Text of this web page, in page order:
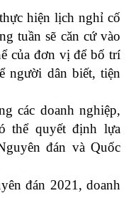
hiện lịch nghỉ cố
tuần sẽ căn cứ vào
của đơn vị để bố trí
người dân biết, tiện
các doanh nghiệp,
thể quyết định lựa
đán và Quốc
đán 2021, doanh